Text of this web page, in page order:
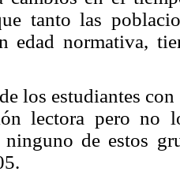
tanto las
edad normativa,
los estudiantes
lectora pero no
ninguno de estos